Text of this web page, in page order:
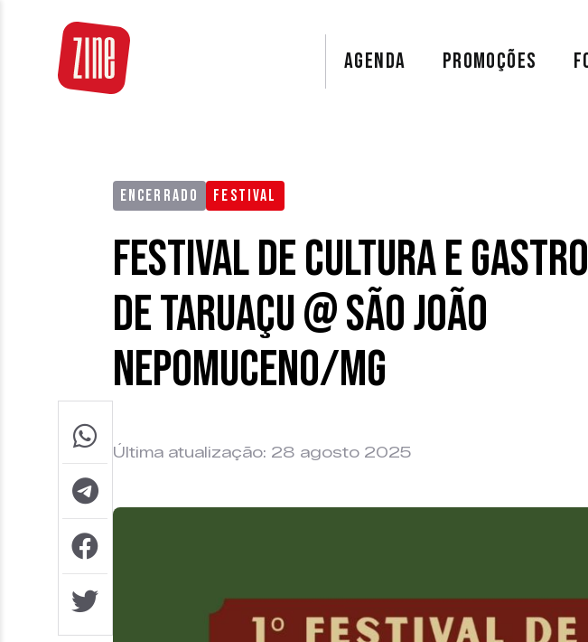
AGENDA PROMOÇÕES
ENCERRADO FESTIVAL
Festival de Cultura e
de Taruaçu @ São João
Nepomuceno/MG
Última atualização: 28 agosto 2025